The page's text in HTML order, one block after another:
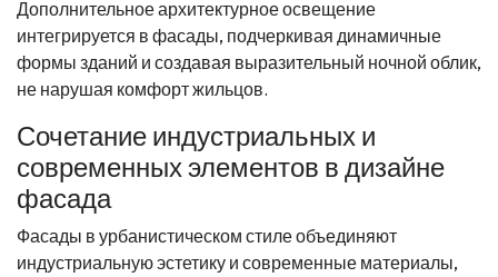
Дополнительное архитектурное освещение
интегрируется в фасады, подчеркивая динамичные
формы зданий и создавая выразительный ночной облик,
не нарушая комфорт жильцов.
Сочетание индустриальных и
современных элементов в дизайне
фасада
Фасады в урбанистическом стиле объединяют
индустриальную эстетику и современные материалы,